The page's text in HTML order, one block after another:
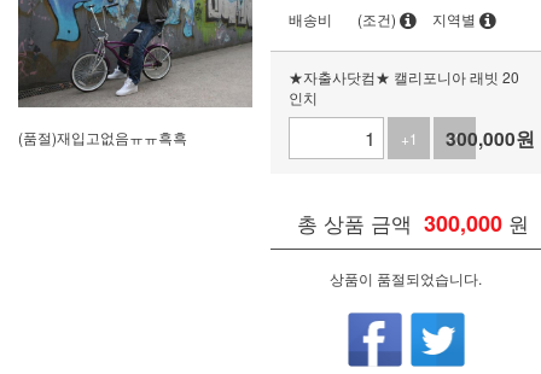
(품절)재입고없음ㅠㅠ흑흑
배송비
(조건) 지역별
★자출사닷컴★ 캘리포니아 래빗 20
인치
+1
-1
300,000원
총 상품 금액 300,000 원
상품이 품절되었습니다.